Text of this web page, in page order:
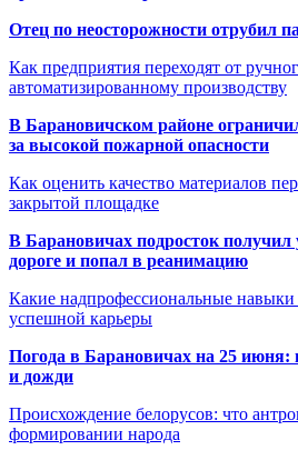
Отец по неосторожности отрубил
Как предприятия переходят от
автоматизированному производству
В Барановичском районе
за высокой пожарной опасности
Как оценить качество материалов
закрытой площадке
В Барановичах подросток получил
дороге и попал в реанимацию
Какие надпрофессиональные навыки
успешной карьеры
Погода в Барановичах на 25 июня:
и дожди
Происхождение белорусов: что
формировании народа